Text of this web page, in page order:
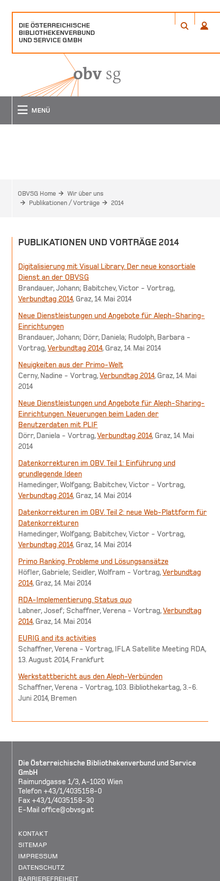
DIE ÖSTERREICHISCHE
BIBLIOTHEKENVERBUND
UND SERVICE GMBH
ÖFFNET
FENSTER
MENÜ
OBVSG Home
Wir über uns
Publikationen / Vorträge
2014
PUBLIKATIONEN UND VORTRÄGE 2014
Digitalisierung mit Visual Library. Der neue konsortiale
Dienst an der OBVSG
Brandauer, Johann; Babitchev, Victor - Vortrag,
Verbundtag 2014, Graz, 14. Mai 2014
Neue Dienstleistungen und Angebote für Aleph-Sharing-
Einrichtungen
Brandauer, Johann; Dörr, Daniela; Rudolph, Barbara -
Vortrag,Verbundtag 2014, Graz, 14. Mai 2014
Neuigkeiten aus der Primo-Welt
Cerny, Nadine - Vortrag,Verbundtag 2014, Graz, 14. Mai
2014
Neue Dienstleistungen und Angebote für Aleph-Sharing-
Einrichtungen. Neuerungen beim Laden der
Benutzerdaten mit PLIF
Dörr, Daniela - Vortrag,Verbundtag 2014, Graz, 14. Mai
2014
Datenkorrekturen im OBV. Teil 1: Einführung und
grundlegende Ideen
Hamedinger, Wolfgang; Babitchev, Victor - Vortrag,
Verbundtag 2014, Graz, 14. Mai 2014
Datenkorrekturen im OBV. Teil 2: neue Web-Plattform für
Datenkorrekturen
Hamedinger, Wolfgang; Babitchev, Victor - Vortrag,
Verbundtag 2014, Graz, 14. Mai 2014
Primo Ranking. Probleme und Lösungsansätze
Höfler, Gabriele; Seidler, Wolfram - Vortrag,Verbundtag
2014, Graz, 14. Mai 2014
RDA-Implementierung. Status quo
Labner, Josef; Schaffner, Verena - Vortrag,Verbundtag
2014, Graz, 14. Mai 2014
EURIG and its activities
Schaffner, Verena - Vortrag, IFLA Satellite Meeting RDA,
13. August 2014, Frankfurt
Werkstattbericht aus den Aleph-Verbünden
Schaffner, Verena - Vortrag, 103. Bibliothekartag, 3.-6.
Juni 2014, Bremen
Die Österreichische Bibliothekenverbund und Service
GmbH
Raimundgasse 1/3, A-1020 Wien
Telefon +43/1/4035158-0
Fax +43/1/4035158-30
E-Mail office@obvsg.at
KONTAKT
SITEMAP
IMPRESSUM
DATENSCHUTZ
BARRIEREFREIHEIT